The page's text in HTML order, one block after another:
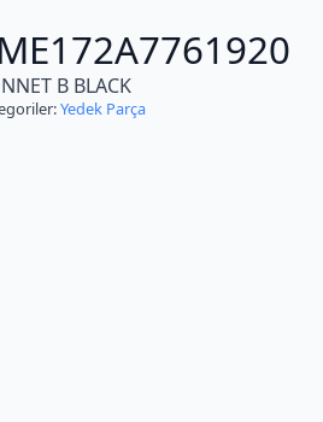
B BLACK
Yedek Parça